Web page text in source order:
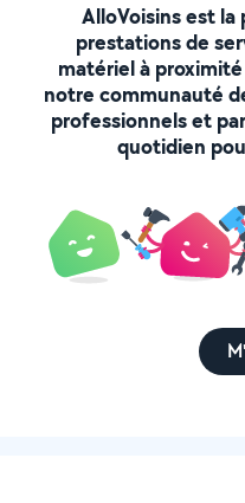
AlloVoisins est
prestations de
matériel à
notre communauté
professionnels et
quotidien